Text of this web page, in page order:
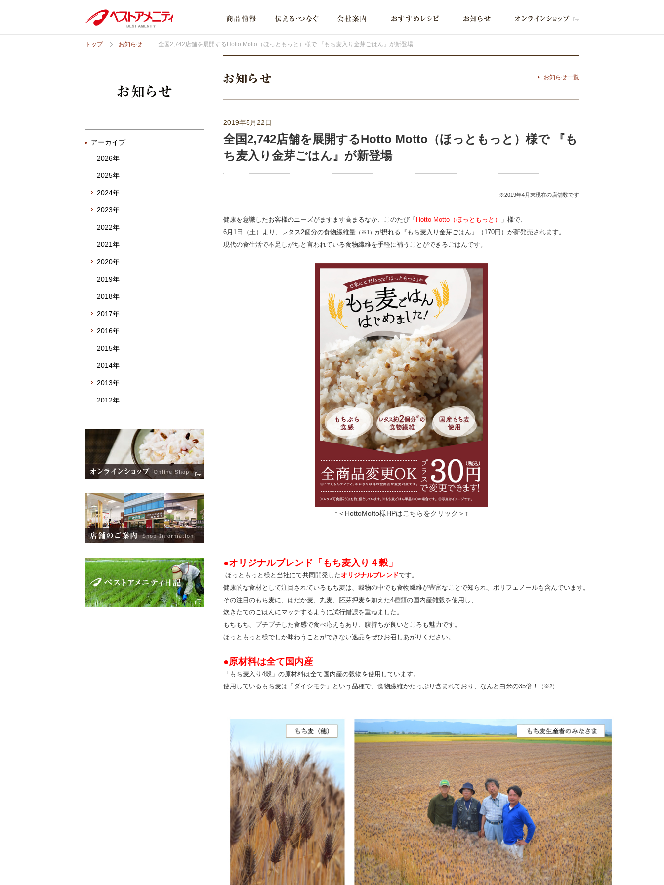
トップ お知らせ 全国2,742店舗を展開するHotto Motto（ほっともっと）様で 『もち麦入り金芽ごはん』が新登場
お知らせ一覧
2019年5月22日
全国2,742店舗を展開するHotto Motto（ほっともっと）様で 『も
ち麦入り金芽ごはん』が新登場
※2019年4月末現在の店舗数です
健康を意識したお客様のニーズがますます高まるなか、このたび「 Hotto Motto（ほっともっと）
」様で、
6月1日（土）より、レタス2個分の食物繊維量 （※1） が摂れる『もち麦入り金芽ごはん』（170円）が新発売されます。
現代の食生活で不足しがちと言われている食物繊維を手軽に補うことができるごはんです。
↑＜HottoMotto様HPはこちらをクリック＞↑
●オリジナルブレンド「もち麦入り４穀」
ほっともっと様と当社にて共同開発したオリジナルブレンドです。
健康的な食材として注目されているもち麦は、穀物の中でも食物繊維が豊富なことで知られ、ポリフェノールも含んでいます。
その注目のもち麦に、はだか麦、丸麦、胚芽押麦を加えた4種類の国内産雑穀を使用し、
炊きたてのごはんにマッチするように試行錯誤を重ねました。
もちもち、プチプチした食感で食べ応えもあり、腹持ちが良いところも魅力です。
ほっともっと様でしか味わうことができない逸品をぜひお召しあがりください。
●原材料は全て国内産
「もち麦入り4穀」の原材料は全て国内産の穀物を使用しています。
使用しているもち麦は「ダイシモチ」という品種で、食物繊維がたっぷり含まれており、なんと白米の35倍！
（※2）
アーカイブ
2026年
2025年
2024年
2023年
2022年
2021年
2020年
2019年
2018年
2017年
2016年
2015年
2014年
2013年
2012年